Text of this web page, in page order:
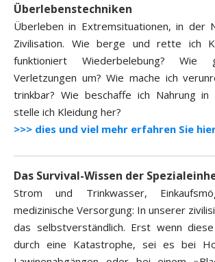
Überlebenstechniken
Überleben in Extremsituationen, in der
Zivilisation. Wie berge und rette ich
funktioniert Wiederbelebung?
Verletzungen um? Wie mache ich
trinkbar? Wie beschaffe ich Nahrung
stelle ich Kleidung her?
>>> dies und viel mehr erfahren Sie
Das Survival-Wissen der
Strom und Trinkwasser,
medizinische Versorgung: In unserer
das selbstverständlich. Erst wenn
durch eine Katastrophe, sei es bei